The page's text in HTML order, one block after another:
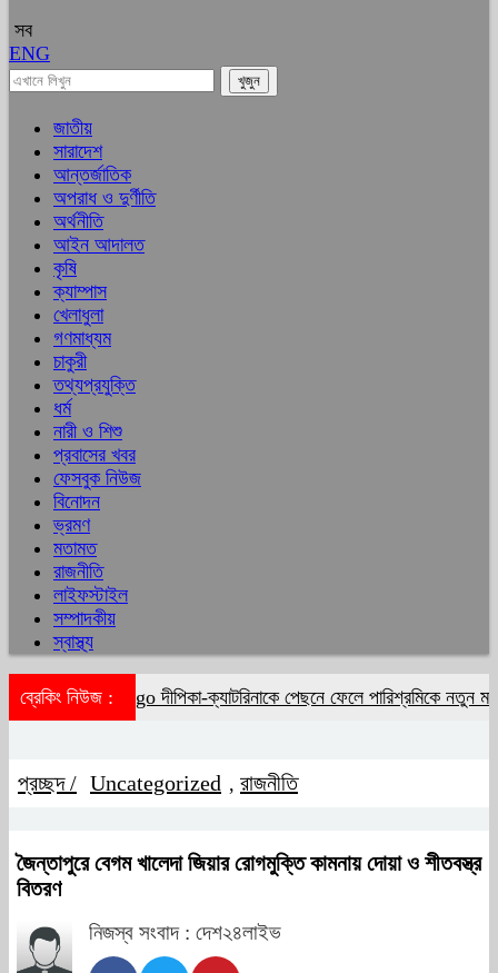
সব
ENG
জাতীয়
সারাদেশ
আন্তর্জাতিক
অপরাধ ও দুর্ণীতি
অর্থনীতি
আইন আদালত
কৃষি
ক্যাম্পাস
খেলাধুলা
গণমাধ্যম
চাকুরী
তথ্যপ্রযুক্তি
ধর্ম
নারী ও শিশু
প্রবাসের খবর
ফেসবুক নিউজ
বিনোদন
ভ্রমণ
মতামত
রাজনীতি
লাইফস্টাইল
সম্পাদকীয়
স্বাস্থ্য
ব্রেকিং নিউজ : দীপিকা-ক্যাটরিনাকে পেছনে ফেলে পারিশ্রমিকে নতুন
প্রচ্ছদ / Uncategorized , রাজনীতি
জৈন্তাপুরে বেগম খালেদা জিয়ার রোগমুক্তি কামনায় দোয়া ও শীতবস্ত্র
বিতরণ
নিজস্ব সংবাদ : দেশ২৪লাইভ